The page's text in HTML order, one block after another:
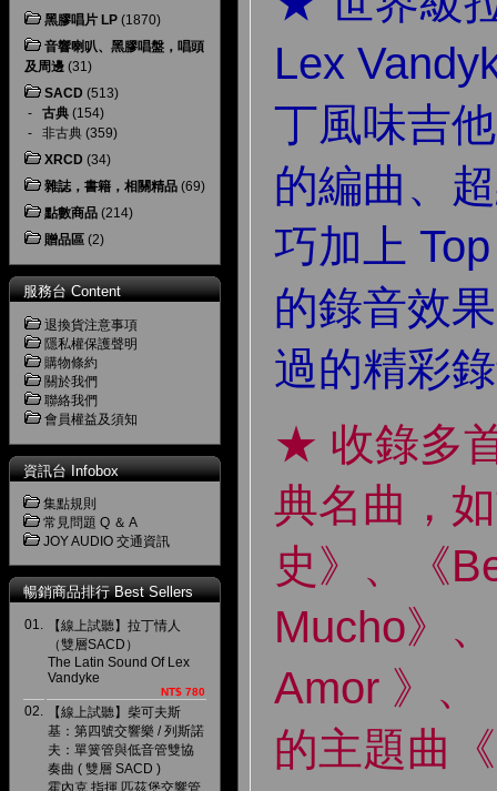
黑膠唱片 LP (1870)
音響喇叭、黑膠唱盤，唱頭
及周邊 (31)
SACD (513)
- 古典 (154)
- 非古典 (359)
XRCD (34)
雜誌，書籍，相關精品 (69)
點數商品 (214)
贈品區 (2)
服務台 Content
退換貨注意事項
隱私權保護聲明
購物條約
關於我們
聯絡我們
會員權益及須知
資訊台 Infobox
集點規則
常見問題 Q ＆ A
JOY AUDIO 交通資訊
暢銷商品排行 Best Sellers
01.
【線上試聽】拉丁情人
（雙層SACD）
The Latin Sound Of Lex
Vandyke
NT$ 780
02.
【線上試聽】柴可夫斯
基：第四號交響樂 / 列斯諾
夫：單簧管與低音管雙協
奏曲 ( 雙層 SACD )
霍內克 指揮 匹茲堡交響管
Lex
丁風味吉
的編曲、
巧加上
的錄音效
過的精彩
★ 收錄多
典名曲，
史》、《
Mucho》
Amor 》、
的主題曲